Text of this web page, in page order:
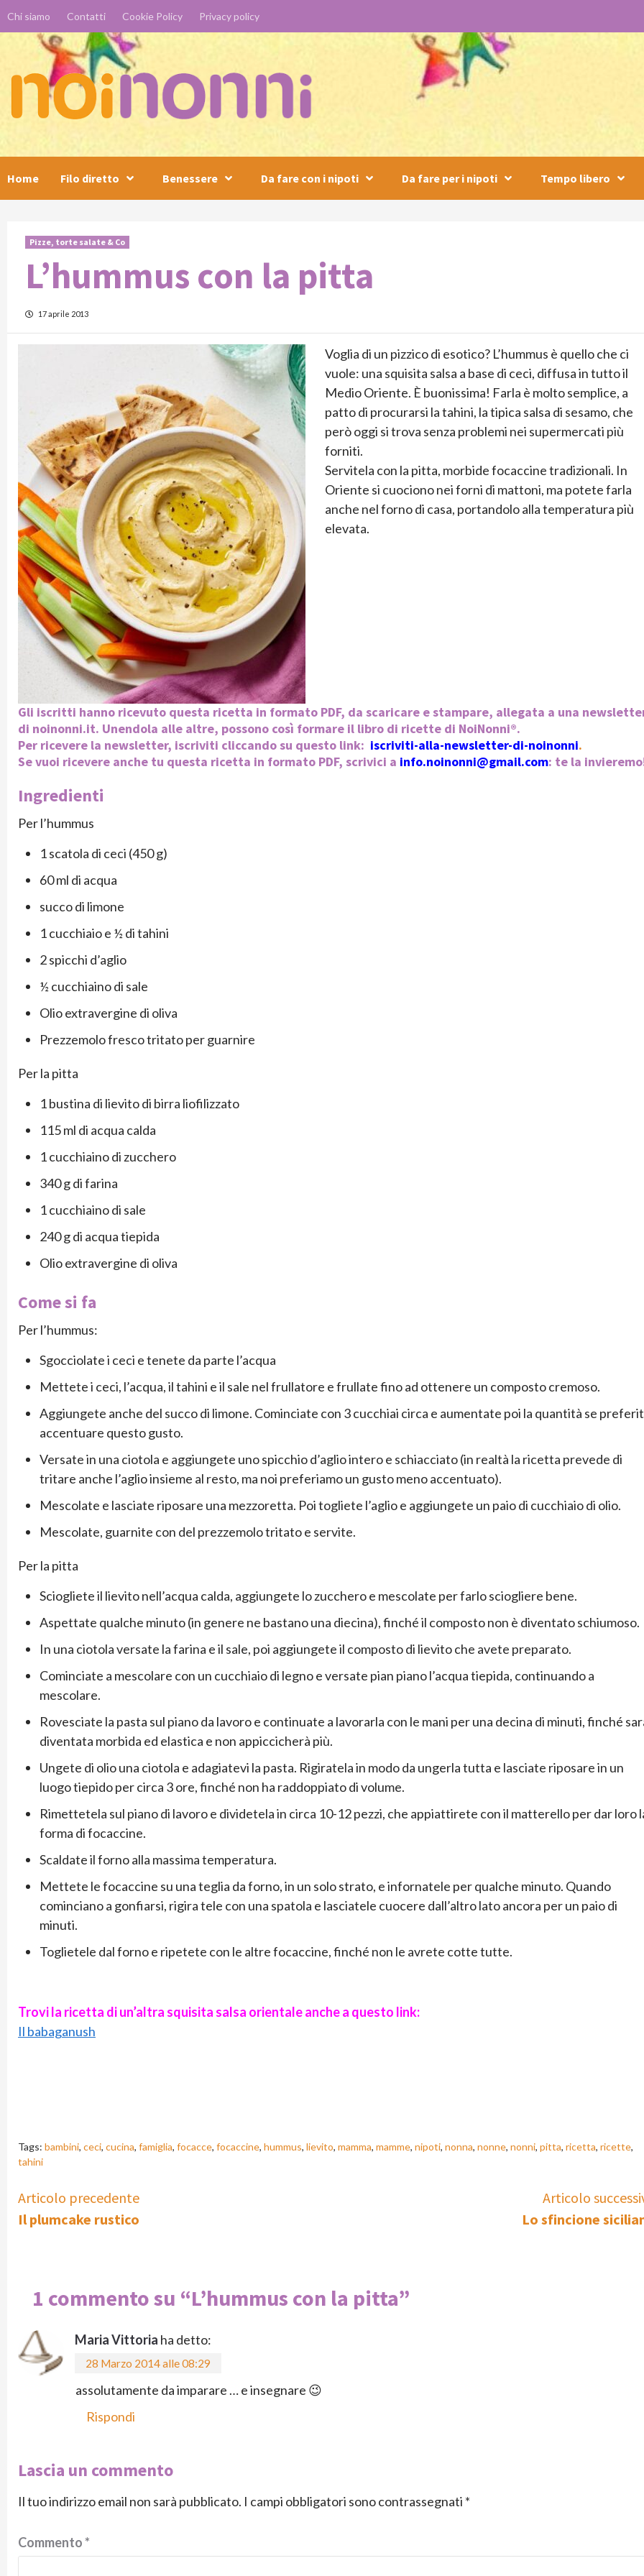
content
Chi siamo Contatti Cookie Policy Privacy policy
Home Filo diretto Benessere Da fare con i nipoti Da fare per i nipoti Tempo libero
Pizze, torte salate & Co
L’hummus con la pitta
17 aprile 2013
Voglia di un pizzico di esotico? L’hummus è quello che ci
vuole: una squisita salsa a base di ceci, diffusa in tutto il
Medio Oriente. È buonissima! Farla è molto semplice, a
patto di procurarsi la tahini, la tipica salsa di sesamo, che
però oggi si trova senza problemi nei supermercati più
forniti.
Servitela con la pitta, morbide focaccine tradizionali. In
Oriente si cuociono nei forni di mattoni, ma potete farla
anche nel forno di casa, portandolo alla temperatura più
elevata.
Gli iscritti hanno ricevuto questa ricetta in formato PDF, da scaricare e stampare, allegata a una
di noinonni.it. Unendola alle altre, possono così formare il libro di ricette di NoiNonni®.
Per ricevere la newsletter, iscriviti cliccando su questo link: iscriviti-alla-newsletter-di-noinonni.
Se vuoi ricevere anche tu questa ricetta in formato PDF, scrivici a info.noinonni@gmail.com: te la
Ingredienti
Per l’hummus
1 scatola di ceci (450 g)
60 ml di acqua
succo di limone
1 cucchiaio e ½ di tahini
2 spicchi d’aglio
½ cucchiaino di sale
Olio extravergine di oliva
Prezzemolo fresco tritato per guarnire
Per la pitta
1 bustina di lievito di birra liofilizzato
115 ml di acqua calda
1 cucchiaino di zucchero
340 g di farina
1 cucchiaino di sale
240 g di acqua tiepida
Olio extravergine di oliva
Come si fa
Per l’hummus:
Sgocciolate i ceci e tenete da parte l’acqua
Mettete i ceci, l’acqua, il tahini e il sale nel frullatore e frullate fino ad ottenere un composto cremoso.
Aggiungete anche del succo di limone. Cominciate con 3 cucchiai circa e aumentate poi la quantità se
accentuare questo gusto.
Versate in una ciotola e aggiungete uno spicchio d’aglio intero e schiacciato (in realtà la ricetta prevede di
tritare anche l’aglio insieme al resto, ma noi preferiamo un gusto meno accentuato).
Mescolate e lasciate riposare una mezzoretta. Poi togliete l’aglio e aggiungete un paio di cucchiaio di olio.
Mescolate, guarnite con del prezzemolo tritato e servite.
Per la pitta
Sciogliete il lievito nell’acqua calda, aggiungete lo zucchero e mescolate per farlo sciogliere bene.
Aspettate qualche minuto (in genere ne bastano una diecina), finché il composto non è diventato schiumoso.
In una ciotola versate la farina e il sale, poi aggiungete il composto di lievito che avete preparato.
Cominciate a mescolare con un cucchiaio di legno e versate pian piano l’acqua tiepida, continuando a
mescolare.
Rovesciate la pasta sul piano da lavoro e continuate a lavorarla con le mani per una decina di minuti, finché
diventata morbida ed elastica e non appiccicherà più.
Ungete di olio una ciotola e adagiatevi la pasta. Rigiratela in modo da ungerla tutta e lasciate riposare in un
luogo tiepido per circa 3 ore, finché non ha raddoppiato di volume.
Rimettetela sul piano di lavoro e dividetela in circa 10-12 pezzi, che appiattirete con il matterello per dar loro
forma di focaccine.
Scaldate il forno alla massima temperatura.
Mettete le focaccine su una teglia da forno, in un solo strato, e infornatele per qualche minuto. Quando
cominciano a gonfiarsi, rigira tele con una spatola e lasciatele cuocere dall’altro lato ancora per un paio di
minuti.
Toglietele dal forno e ripetete con le altre focaccine, finché non le avrete cotte tutte.
Trovi la ricetta di un’altra squisita salsa orientale anche a questo link:
Il babaganush
Tags: bambini, ceci, cucina, famiglia, focacce, focaccine, hummus, lievito, mamma, mamme, nipoti, nonna, nonne, nonni, pitta, ricetta, ricette,
tahini
Continue
Reading
Articolo precedente
Il plumcake rustico
Articolo
Lo sfincione
1 commento su “L’hummus con la pitta”
Maria Vittoria ha detto:
28 Marzo 2014 alle 08:29
assolutamente da imparare … e insegnare 😉
Rispondi
Lascia un commento
Il tuo indirizzo email non sarà pubblicato. I campi obbligatori sono contrassegnati *
Commento*